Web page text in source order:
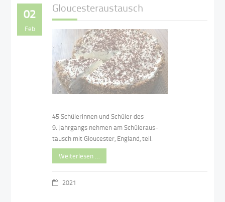
02
Feb
Gloucesteraustausch
45 Schülerinnen und Schüler des
9. Jahrgangs nehmen am Schüleraus-
tausch mit Gloucester, England, teil.
Weiterlesen …
2021